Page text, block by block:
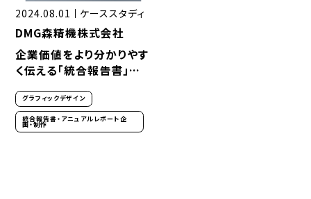
2024.08.01 ケーススタディ
DMG森精機株式会社
企業価値をより分かりやす
く伝える「統合報告書」制
パートナーとしてプロジェ
クトをサポート
グラフィックデザイン
統合報告書・アニュアルレポート企
画・制作